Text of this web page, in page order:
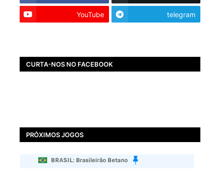
YouTube telegram
CURTA-NOS NO FACEBOOK
PRÓXIMOS JOGOS